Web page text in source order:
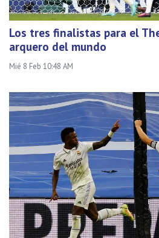
Los tres finalistas para el
arquero del mundo
Mié 8 Feb 10:48 AM